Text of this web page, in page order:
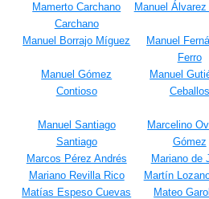
Mamerto Carchano
Carchano
Manuel
Manuel Borrajo Míguez
Manuel
Ferro
Manuel Gómez
Contioso
Manuel
Ceballos
Manuel Santiago
Santiago
Marcelino
Gómez
Marcos Pérez Andrés
Mariano de
Mariano Revilla Rico
Martín
Matías Espeso Cuevas
Mateo